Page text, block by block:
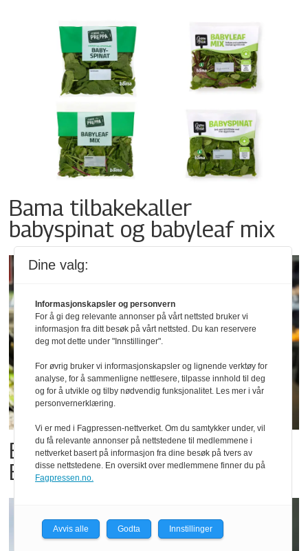
Bama tilbakekaller
babyspinat og babyleaf mix
Billigbonanza da Norge slo
Elfenbenkysten
Dine valg:
Informasjonskapsler og personvern
For å gi deg relevante annonser på vårt nettsted bruker vi
informasjon fra ditt besøk på vårt nettsted. Du kan reservere
deg mot dette under "Innstillinger".
For øvrig bruker vi informasjonskapsler og lignende verktøy for
analyse, for å sammenligne nettlesere, tilpasse innhold til deg
og for å utvikle og tilby nødvendig funksjonalitet. Les mer i vår
personvernerklæring.
Vi er med i Fagpressen-nettverket. Om du samtykker under, vil
du få relevante annonser på nettstedene til medlemmene i
nettverket basert på informasjon fra dine besøk på tvers av
disse nettstedene. En oversikt over medlemmene finner du på
Fagpressen.no.
Avvis alle Godta Innstillinger